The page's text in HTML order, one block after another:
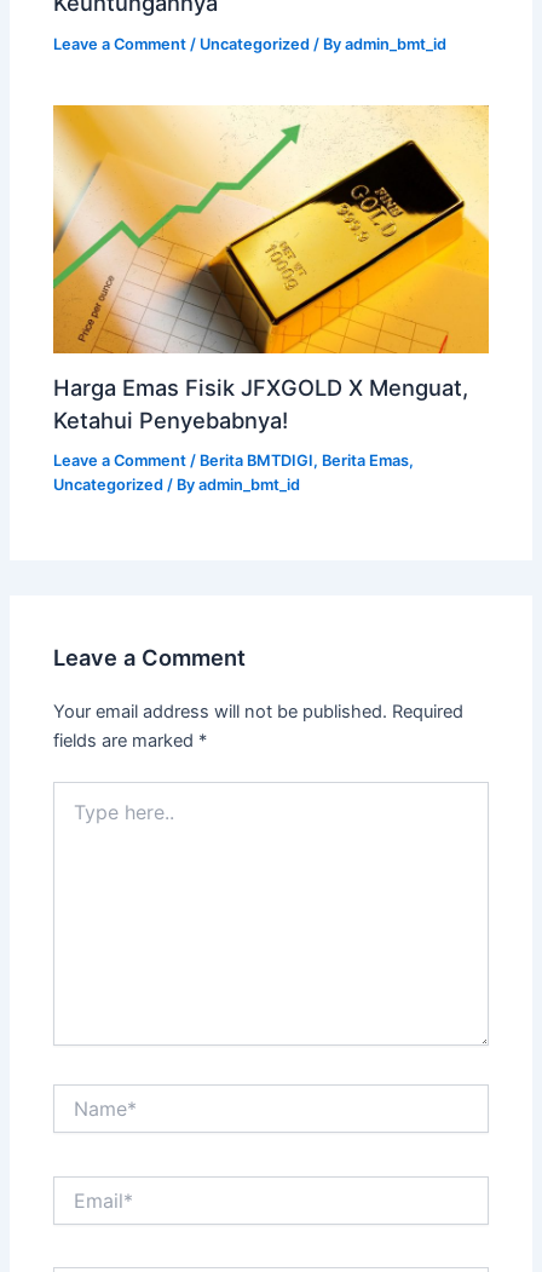
Leave a Comment / Uncategorized / Byadmin_bmt_id
Harga Emas Fisik JFXGOLD X Menguat,
Ketahui Penyebabnya!
Leave a Comment / Berita BMTDIGI, Berita Emas,
Uncategorized / Byadmin_bmt_id
Leave a Comment
Your email address will not be published. Required
fields are marked *
here..